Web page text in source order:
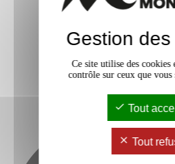
Gestion
Ce site utilise des cookies
contrôle sur ceux que vous
Tout
Tout